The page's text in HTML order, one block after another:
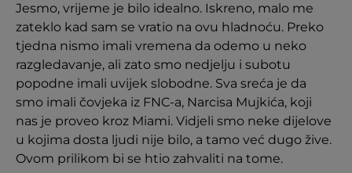
Jesmo, vrijeme je bilo idealno. Iskreno, malo me
zateklo kad sam se vratio na ovu hladnoću. Preko
tjedna nismo imali vremena da odemo u neko
razgledavanje, ali zato smo nedjelju i subotu
popodne imali uvijek slobodne. Sva sreća je da
smo imali čovjeka iz FNC-a, Narcisa Mujkića, koji
nas je proveo kroz Miami. Vidjeli smo neke dijelove
u kojima dosta ljudi nije bilo, a tamo već dugo žive.
Ovom prilikom bi se htio zahvaliti na tome.